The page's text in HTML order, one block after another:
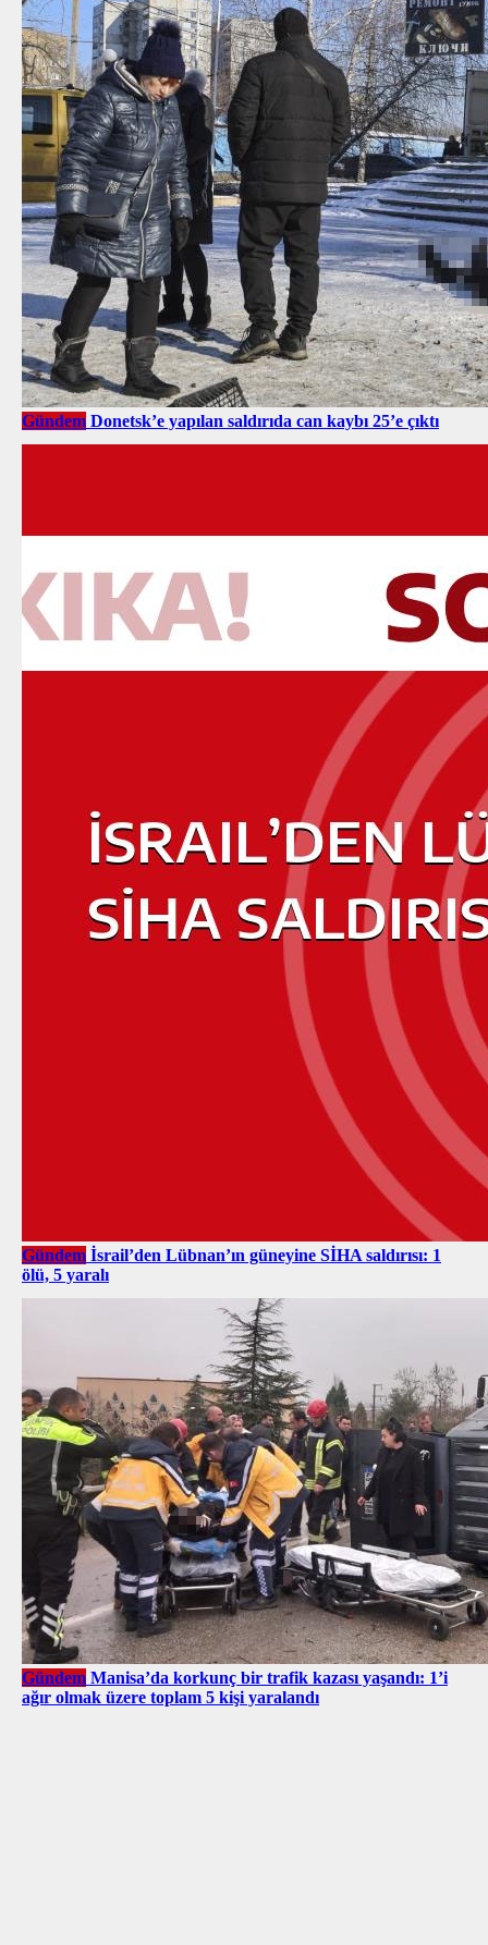
Gündem Donetsk’e yapılan saldırıda can kaybı 25’e çıktı
Gündem İsrail’den Lübnan’ın güneyine SİHA saldırısı: 1
ölü, 5 yaralı
Gündem Manisa’da korkunç bir trafik kazası yaşandı: 1’i
ağır olmak üzere toplam 5 kişi yaralandı